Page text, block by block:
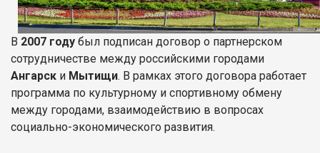
В 2007 году был подписан договор о партнерском
сотрудничестве между российскими городами
Ангарск и Мытищи. В рамках этого договора работает
программа по культурному и спортивному обмену
между городами, взаимодействию в вопросах
социально-экономического развития.